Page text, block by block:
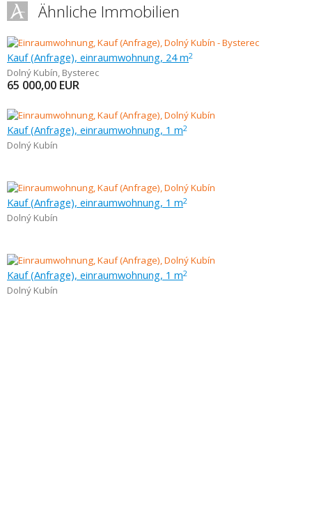
Ähnliche Immobilien
Kauf (Anfrage), einraumwohnung, 24 m2
Dolný Kubín, Bysterec
65 000,00 EUR
Kauf (Anfrage), einraumwohnung, 1 m2
Dolný Kubín
Kauf (Anfrage), einraumwohnung, 1 m2
Dolný Kubín
Kauf (Anfrage), einraumwohnung, 1 m2
Dolný Kubín